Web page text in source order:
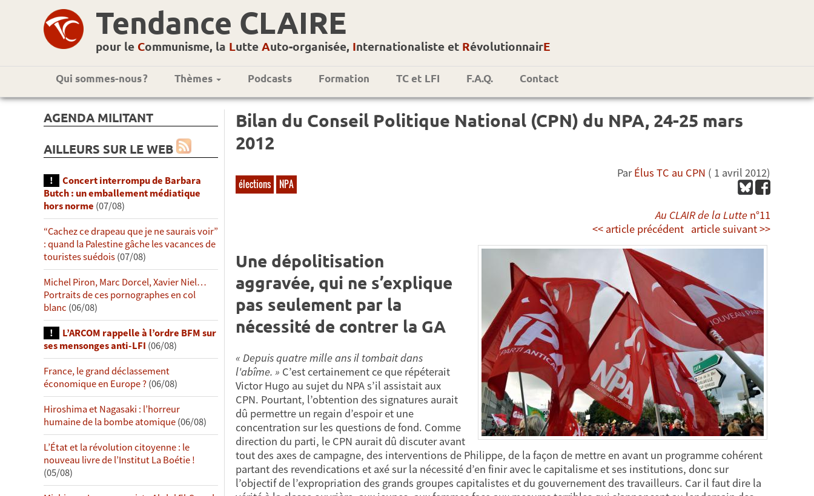
Tendance CLAIRE
pour le Communisme, la Lutte Auto-organisée, Internationaliste et RévolutionnairE
Qui sommes-nous ? Thèmes Podcasts Formation TC et LFI F.A.Q. Contact
AGENDA MILITANT
AILLEURS SUR LE WEB
Concert interrompu de Barbara
Butch : un emballement médiatique
hors norme (07/08)
“Cachez ce drapeau que je ne saurais voir”
: quand la Palestine gâche les vacances de
touristes suédois(07/08)
Michel Piron, Marc Dorcel, Xavier Niel…
Portraits de ces pornographes en col
blanc (06/08)
L’ARCOM rappelle à l’ordre BFM sur
ses mensonges anti-LFI (06/08)
France, le grand déclassement
économique en Europe ?(06/08)
Hiroshima et Nagasaki : l’horreur
humaine de la bombe atomique(06/08)
L’État et la révolution citoyenne : le
nouveau livre de l’Institut La Boétie !
(05/08)
Bilan du Conseil Politique National (CPN) du NPA, 24-25 mars
2012
élections NPA
ParÉlus TC au CPN ( 1 avril 2012)
Au CLAIR de la Lutte n°11
<< article précédent article suivant >>
Une dépolitisation
aggravée, qui ne s’explique
pas seulement par la
nécessité de contrer la GA
« Depuis quatre mille ans il tombait dans
l'abîme. » C’est certainement ce que répéterait
Victor Hugo au sujet du NPA s’il assistait aux
CPN. Pourtant, l’obtention des signatures aurait
dû permettre un regain d’espoir et une
concentration sur les questions de fond. Comme
direction du parti, le CPN aurait dû discuter avant
tout des axes de campagne, des interventions de Philippe, de la façon de mettre en avant un programme cohérent
partant des revendications et axé sur la nécessité d’en finir avec le capitalisme et ses institutions, donc sur
l’objectif de l’expropriation des grands groupes capitalistes et du gouvernement des travailleurs. Car il faut dire la